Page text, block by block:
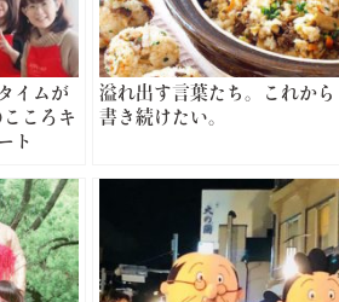
イムが
ころキ
ト
溢れ出す言葉たち。これか
書き続けたい。